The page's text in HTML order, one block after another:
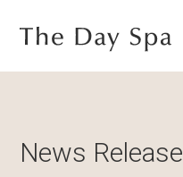
News Release